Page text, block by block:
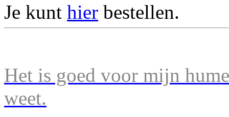
Je kunt hier bestellen.
Het is goed voor mijn
weet.